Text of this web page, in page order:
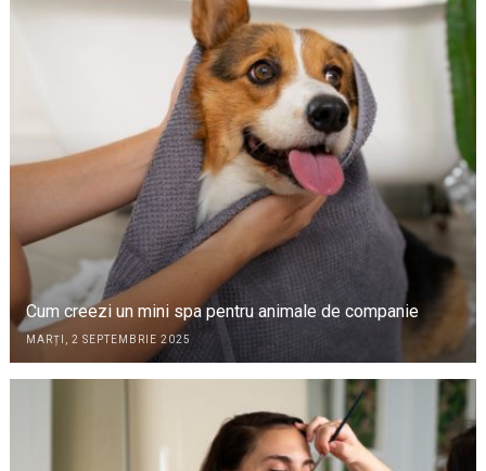
Cum creezi un mini spa pentru animale de companie
MARȚI, 2 SEPTEMBRIE 2025